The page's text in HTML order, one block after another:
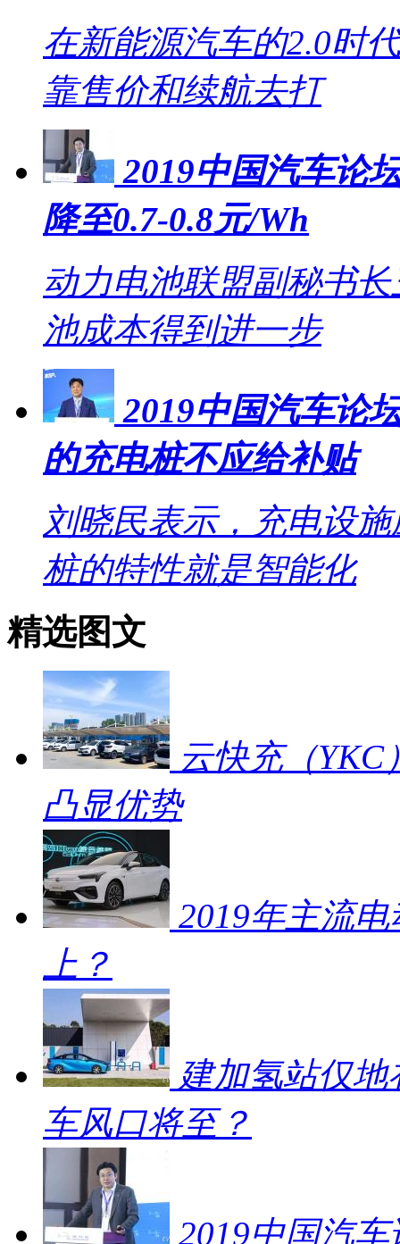
在新能源汽车的2.0时
靠售价和续航去打
2019中国汽车论
降至0.7-0.8元/Wh
动力电池联盟副秘书
池成本得到进一步
2019中国汽车论
的充电桩不应给补贴
刘晓民表示，充电设
桩的特性就是智能化
精选图文
云快充（YKC
凸显优势
2019年主流
上？
建加氢站仅地
车风口将至？
2019中国汽